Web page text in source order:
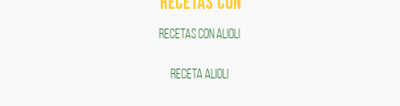
RECETAS CON ALIOLI
RECETA ALIOLI